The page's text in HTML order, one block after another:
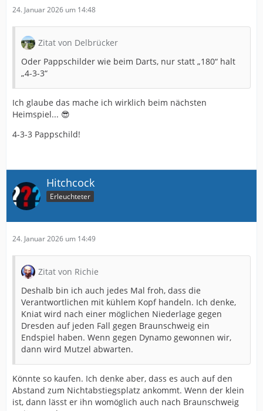
24. Januar 2026 um 14:48
Zitat von Delbrücker
Oder Pappschilder wie beim Darts, nur statt „180“ halt
„4-3-3“
Ich glaube das mache ich wirklich beim nächsten
Heimspiel... 😎
4-3-3 Pappschild!
Hitchcock
Erleuchteter
24. Januar 2026 um 14:49
Zitat von Richie
Deshalb bin ich auch jedes Mal froh, dass die
Verantwortlichen mit kühlem Kopf handeln. Ich denke,
Kniat wird nach einer möglichen Niederlage gegen
Dresden auf jeden Fall gegen Braunschweig ein
Endspiel haben. Wenn gegen Dynamo gewonnen wir,
dann wird Mutzel abwarten.
Könnte so kaufen. Ich denke aber, dass es auch auf den
Abstand zum Nichtabstiegsplatz ankommt. Wenn der klein
ist, dann lässt er ihn womöglich auch nach Braunschweig